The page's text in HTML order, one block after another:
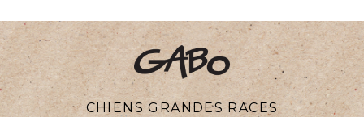
CHIENS GRANDES RACES